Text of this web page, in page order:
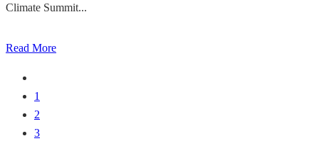
Climate Summit...
Read More
1
2
3